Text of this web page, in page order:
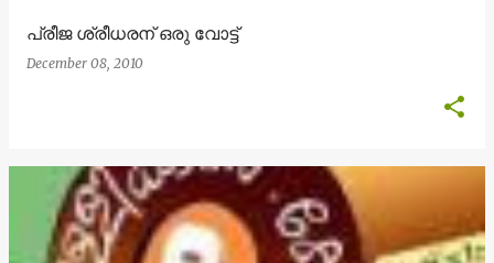
പ്രീജ ശ്രീധരന് ഒരു വോട്ട്
December 08, 2010